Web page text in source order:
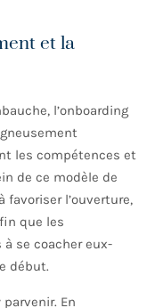
et la
l’onboarding
les compétences et
de ce modèle de
favoriser l’ouverture,
que les
se coacher eux-
début.
En